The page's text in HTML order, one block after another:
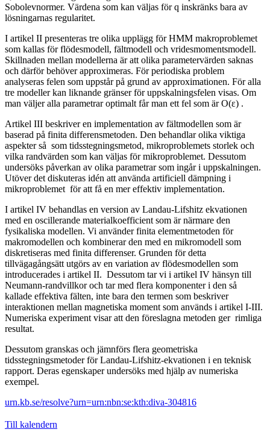
Sobolevnormer. Värdena som kan väljas för q inskränks bara av
lösningarnas regularitet.
I artikel II presenteras tre olika upplägg för HMM makroproblemet
som kallas för flödesmodell, fältmodell och vridesmomentsmodell.
Skillnaden mellan modellerna är att olika parametervärden saknas
och därför behöver approximeras. För periodiska problem
analyseras felen som uppstår på grund av approximationen. För alla
tre modeller kan liknande gränser för uppskalningsfelen visas. Om
man väljer alla parametrar optimalt får man ett fel som är O(ε) .
Artikel III beskriver en implementation av fältmodellen som är
baserad på finita differensmetoden. Den behandlar olika viktiga
aspekter så som tidsstegningsmetod, mikroproblemets storlek och
vilka randvärden som kan väljas för mikroproblemet. Dessutom
undersöks påverkan av olika parametrar som ingår i uppskalningen.
Utöver det diskuteras idén att använda artificiell dämpning i
mikroproblemet för att få en mer effektiv implementation.
I artikel IV behandlas en version av Landau-Lifshitz ekvationen
med en oscillerande materialkoefficient som är närmare den
fysikaliska modellen. Vi använder finita elementmetoden för
makromodellen och kombinerar den med en mikromodell som
diskretiseras med finita differenser. Grunden för detta
tillvägagångsätt utgörs av en variation av flödesmodellen som
introducerades i artikel II. Dessutom tar vi i artikel IV hänsyn till
Neumann-randvillkor och tar med flera komponenter i den så
kallade effektiva fälten, inte bara den termen som beskriver
interaktionen mellan magnetiska moment som används i artikel I-III.
Numeriska experiment visar att den föreslagna metoden ger rimliga
resultat.
Dessutom granskas och jämnförs flera geometriska
tidsstegningsmetoder för Landau-Lifshitz-ekvationen i en teknisk
rapport. Deras egenskaper undersöks med hjälp av numeriska
exempel.
urn.kb.se/resolve?urn=urn:nbn:se:kth:diva-304816
Till kalendern